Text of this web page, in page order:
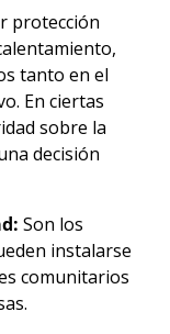
protección
tanto en el
En ciertas
sobre la
decisión
Son los
instalarse
comunitarios